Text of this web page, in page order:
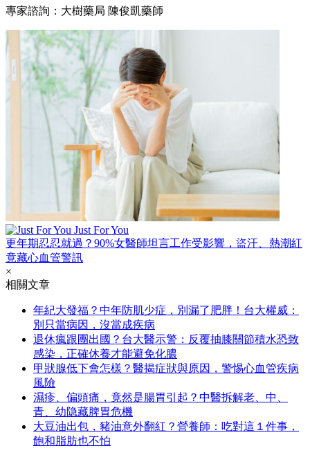
專家諮詢：大樹藥局 陳俊凱藥師
Just For You
更年期忍忍就過？90%女醫師坦言工作受影響，盜汗、熱潮紅
竟藏心血管警訊
×
相關文章
年紀大發福？中年防肌少症，別漏了肥胖！台大權威：
別只當病因，沒當成疾病
退休瘋跟團出國？台大醫示警：反覆抽膝關節積水恐致
感染，正確休養才能避免化膿
甲狀腺低下會怎樣？醫揭症狀與原因，警惕心血管疾病
風險
濕疹、偏頭痛，竟然是腸胃引起？中醫拆解老、中、
青、幼隐藏脾胃危機
大豆油出包，豬油意外翻紅？營養師：吃對這１件事，
飽和脂肪也不怕